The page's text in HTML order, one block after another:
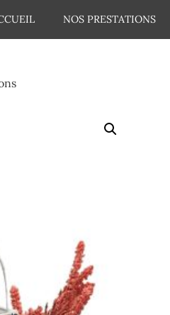
NOS PRESTATIONS